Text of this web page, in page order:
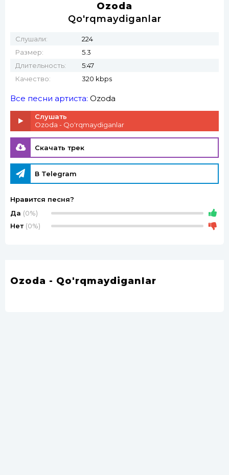
Ozoda
Qo'rqmaydiganlar
Слушали:
224
Размер:
5.3
Длительность:
5:47
Качество:
320 kbps
Все песни артиста: Ozoda
Слушать
Ozoda - Qo'rqmaydiganlar
Скачать трек
В Telegram
Нравится песня?
Да (0%)
Нет (0%)
Ozoda - Qo'rqmaydiganlar